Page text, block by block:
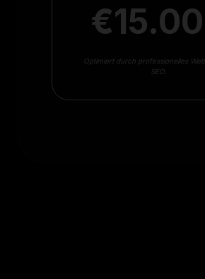
Optimiert durch professionelles
SEO.